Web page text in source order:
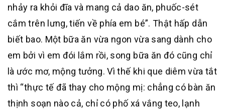
nhảy ra khỏi đĩa và mang cả dao ăn, phuốc-sét
cắm trên lưng, tiến về phía em bé”. Thật hấp dẫn
biết bao. Một bữa ăn vừa ngon vừa sang dành cho
em bởi vì em đói lắm rồi, song bữa ăn đó cũng chỉ
là ước mơ, mộng tưởng. Vì thế khi que diêm vừa tắt
thì “thực tế đã thay cho mộng mị: chẳng có bàn ăn
thịnh soạn nào cả, chỉ có phố xá vắng teo, lạnh